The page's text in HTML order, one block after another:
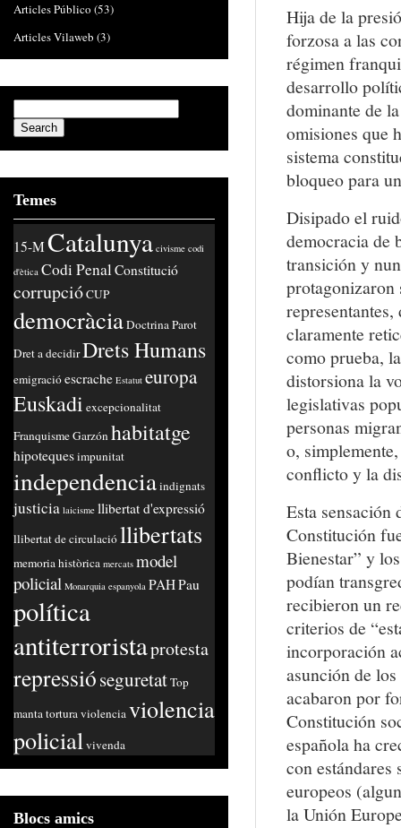
Hija de la
forzosa a las
régimen
desarrollo
dominante de
omisiones que
sistema
bloqueo para
Disipado el
democracia de
transición y
protagonizaron
claramente
como prueba,
distorsiona la
legislativas
personas
o,
conflicto y la
Esta sensación
Constitución
Bienestar” y
podían
recibieron un
criterios de
incorporación
asunción de
acabaron por
Constitución
española ha
con
europeos
la Unión
Articles Público (53)
Articles Vilaweb (3)
Temes
15-MCatalunya civisme codi
d'ètica Codi PenalConstitució
corrupcióCUP
democràciaDoctrina Parot
Dret a decidirDrets Humans
emigracióescrache Estatut europa
Euskadi excepcionalitat
FranquismeGarzónhabitatge
hipotequesimpunitat
independenciaindignats
justicia laicisme llibertat d'expressió
llibertat de circulacióllibertats
memoria històrica mercats model
policial Monarquia espanyola PAHPau
política
antiterroristaprotesta
repressióseguretatTop
mantatorturaviolenciaviolencia
policialvivenda
Blocs amics